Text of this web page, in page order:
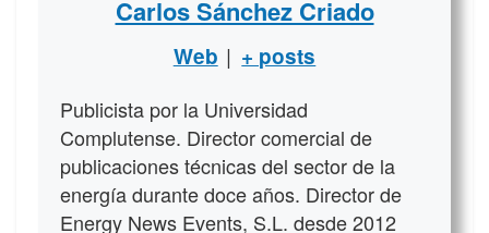
Carlos Sánchez Criado
Web | + posts
Publicista por la Universidad
Complutense. Director comercial de
publicaciones técnicas del sector de la
energía durante doce años. Director de
Energy News Events, S.L. desde 2012